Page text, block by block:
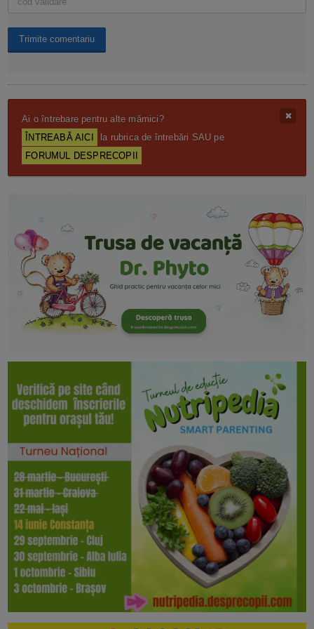
Ai o întrebare pentru alte mămici?
ÎNTREABĂ AICI
la rubrica de întrebări SAU pe
FORUMUL DESPRECOPII